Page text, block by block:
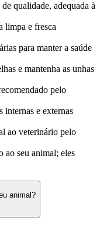
qualidade, adequada à
limpa e fresca
para manter a saúde
e mantenha as unhas
pelo
internas e externas
ao veterinário pelo
ao seu animal; eles
animal?